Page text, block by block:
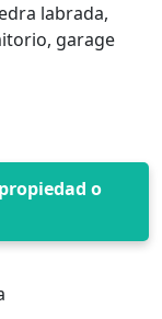
labrada,
garage
o